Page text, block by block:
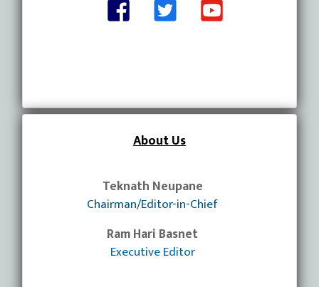
About Us
Teknath Neupane
Chairman/Editor-in-Chief
Ram Hari Basnet
Executive Editor